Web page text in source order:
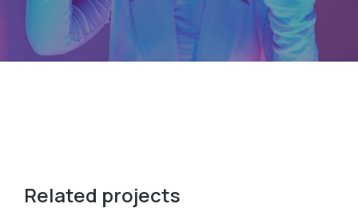
Related projects